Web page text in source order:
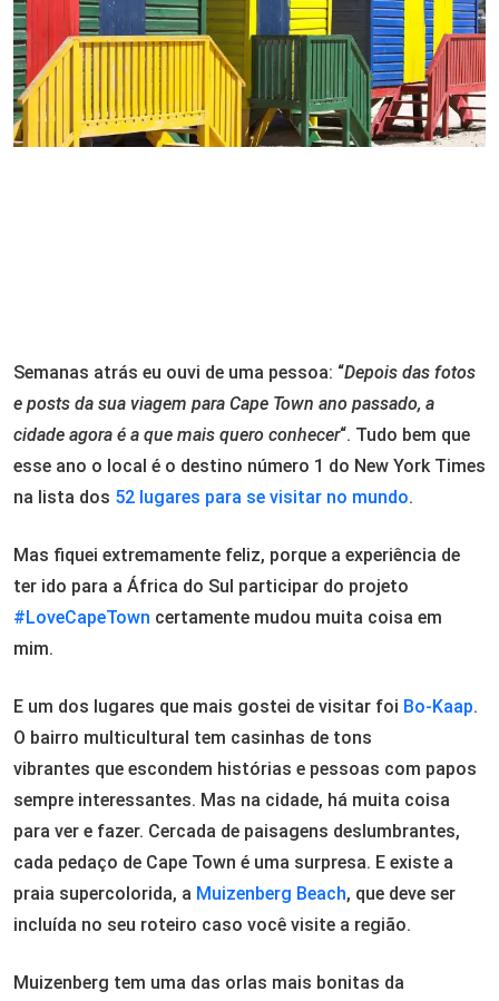
Semanas atrás eu ouvi de uma pessoa: “Depois das fotos
e posts da sua viagem para Cape Town ano passado, a
cidade agora é a que mais quero conhecer“. Tudo bem que
esse ano o local é o destino número 1 do New York Times
na lista dos 52 lugares para se visitar no mundo.
Mas fiquei extremamente feliz, porque a experiência de
ter ido para a África do Sul participar do projeto
#LoveCapeTown certamente mudou muita coisa em
mim.
E um dos lugares que mais gostei de visitar foi Bo-Kaap.
O bairro multicultural tem casinhas de tons
vibrantes que escondem histórias e pessoas com papos
sempre interessantes. Mas na cidade, há muita coisa
para ver e fazer. Cercada de paisagens deslumbrantes,
cada pedaço de Cape Town é uma surpresa. E existe a
praia supercolorida, a Muizenberg Beach, que deve ser
incluída no seu roteiro caso você visite a região.
Muizenberg tem uma das orlas mais bonitas da